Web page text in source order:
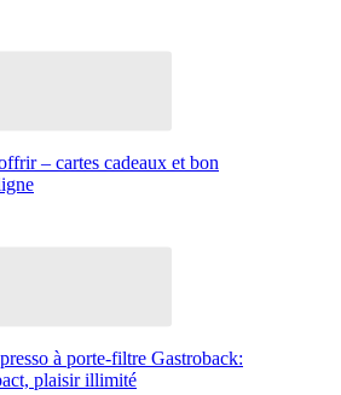
– cartes cadeaux et bon
à porte-filtre Gastroback:
plaisir illimité